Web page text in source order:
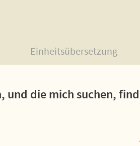
Einheitsübersetzung
und die mich suchen,